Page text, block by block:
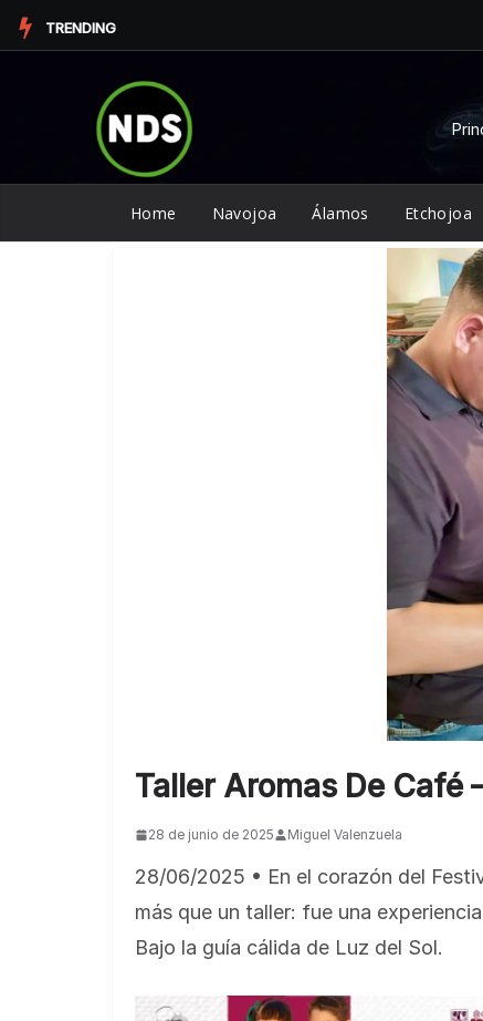
Saltar
al
TRENDING
Home Navojoa Álamos Etchojoa
Taller Aromas De Café
28 de junio de 2025 Miguel Valenzuela
28/06/2025 • En el corazón del
más que un taller: fue una
Bajo la guía cálida de Luz del Sol.